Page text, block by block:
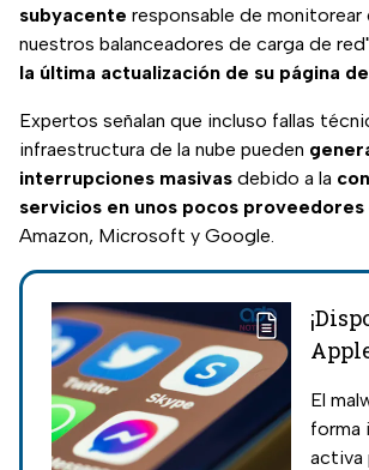
subyacente responsable de
nuestros balanceadores de carga de
la última actualización de su página
Expertos señalan que incluso fallas
infraestructura de la nube pueden
interrupciones masivas debido a la
servicios en unos pocos proveedores
Amazon, Microsoft y Google.
son
en
El
forma
activa